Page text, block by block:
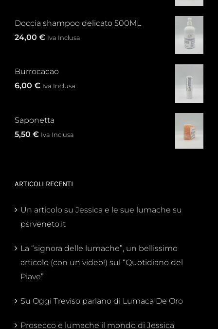
Doccia shampoo delicato 500ML
24,00 € Iva Inclusa
Burrocacao
6,00 € Iva Inclusa
Saponetta
5,50 € Iva Inclusa
ARTICOLI RECENTI
Un articolo su Jessica e le sue lumache su
psrveneto.it
La “signora delle lumache”, un bellissimo
articolo (con un video!) sul “Quotidiano del
Piave”
Su Oggi Treviso parlano di Lumaca De Oro
Prosecco e lumache il mondo di Jessica